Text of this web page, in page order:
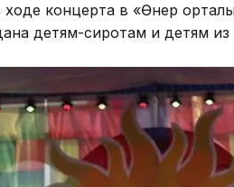
ходе концерта в «Өнер
детям-сиротам и детям